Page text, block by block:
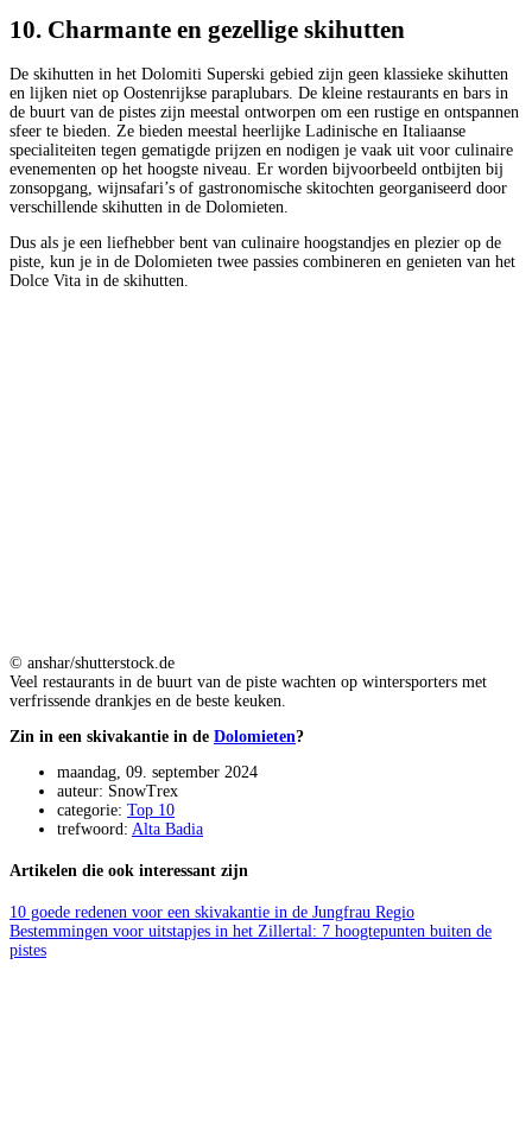
10. Charmante en gezellige skihutten
De skihutten in het Dolomiti Superski gebied zijn geen klassieke skihutten
en lijken niet op Oostenrijkse paraplubars. De kleine restaurants en bars in
de buurt van de pistes zijn meestal ontworpen om een rustige en ontspannen
sfeer te bieden. Ze bieden meestal heerlijke Ladinische en Italiaanse
specialiteiten tegen gematigde prijzen en nodigen je vaak uit voor culinaire
evenementen op het hoogste niveau. Er worden bijvoorbeeld ontbijten bij
zonsopgang, wijnsafari’s of gastronomische skitochten georganiseerd door
verschillende skihutten in de Dolomieten.
Dus als je een liefhebber bent van culinaire hoogstandjes en plezier op de
piste, kun je in de Dolomieten twee passies combineren en genieten van het
Dolce Vita in de skihutten.
© anshar/shutterstock.de
Veel restaurants in de buurt van de piste wachten op wintersporters met
verfrissende drankjes en de beste keuken.
Zin in een skivakantie in de Dolomieten?
maandag, 09. september 2024
auteur: SnowTrex
categorie: Top 10
trefwoord: Alta Badia
Artikelen die ook interessant zijn
10 goede redenen voor een skivakantie in de Jungfrau Regio
Bestemmingen voor uitstapjes in het Zillertal: 7 hoogtepunten buiten de
pistes